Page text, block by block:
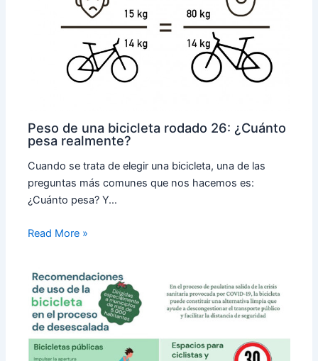
Peso de una bicicleta rodado 26: ¿Cuánto
pesa realmente?
Cuando se trata de elegir una bicicleta, una de las
preguntas más comunes que nos hacemos es:
¿Cuánto pesa? Y…
Read More »